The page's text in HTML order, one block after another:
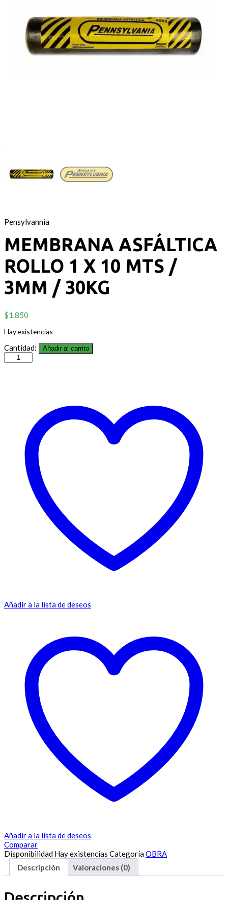
Pensylvannia
MEMBRANA ASFÁLTICA
ROLLO 1 X 10 MTS /
3MM / 30KG
$1.850
Hay existencias
Cantidad: Añadir al carrito
Añadir a la lista de deseos
Añadir a la lista de deseos
Comparar
Disponibilidad Hay existencias CategoríaOBRA
Descripción
Valoraciones (0)